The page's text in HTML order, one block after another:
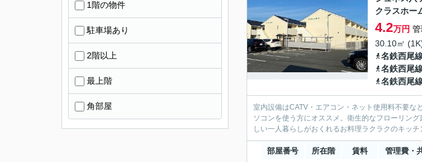
クラスホー
4.2万円
30.10㎡
名鉄西尾
名鉄西尾
名鉄西尾
室内設備はCATV・エアコン・ネット使用料不要
ソコンを使う方にオススメ。衛生的なフローリン
しい一人暮らしがおくれるお料理ラクラクのキッ
部屋番号 所在階 賃料 管理費・
1階の物件
駐車場あり
2階以上
最上階
角部屋